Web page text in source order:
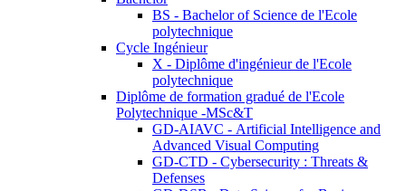
BS - Bachelor of Science de l'Ecole
polytechnique
Cycle Ingénieur
X - Diplôme d'ingénieur de l'Ecole
polytechnique
Diplôme de formation gradué de l'Ecole
Polytechnique -MSc&T
GD-AIAVC - Artificial Intelligence and
Advanced Visual Computing
GD-CTD - Cybersecurity : Threats &
Defenses